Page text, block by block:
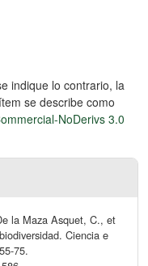
indique lo contrario, la
se describe como
NoDerivs 3.0
la Maza Asquet, C., et
Ciencia e
75.